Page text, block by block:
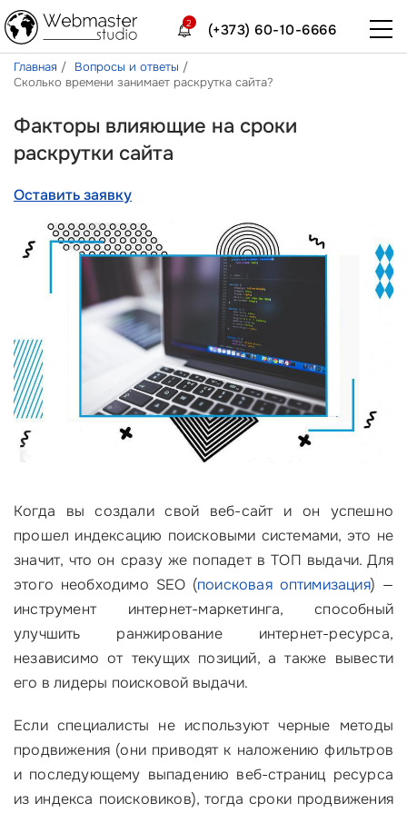
(+373) 60-10-6666
2
Главная
Вопросы и ответы
Сколько времени занимает раскрутка сайта?
Факторы влияющие на сроки
раскрутки сайта
Оставить заявку
Когда вы создали свой веб-сайт и он успешно
прошел индексацию поисковыми системами, это не
значит, что он сразу же попадет в ТОП выдачи. Для
этого необходимо SEO (поисковая оптимизация) —
инструмент интернет-маркетинга, способный
улучшить ранжирование интернет-ресурса,
независимо от текущих позиций, а также вывести
его в лидеры поисковой выдачи.
Если специалисты не используют черные методы
продвижения (они приводят к наложению фильтров
и последующему выпадению веб-страниц ресурса
из индекса поисковиков), тогда сроки продвижения